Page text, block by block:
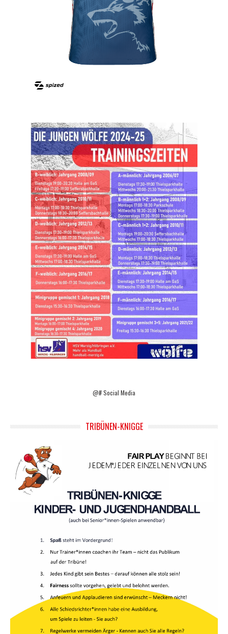
@# Social Media
TRIBÜNEN-KNIGGE